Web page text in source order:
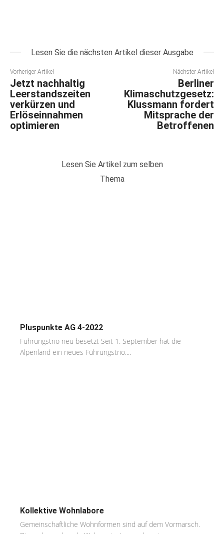
Lesen Sie die nächsten Artikel dieser Ausgabe
Vorheriger Artikel
Jetzt nachhaltig
Leerstandszeiten
verkürzen und
Erlöseinnahmen
optimieren
Nächster Artikel
Berliner
Klimaschutzgesetz:
Klussmann fordert
Mitsprache der
Betroffenen
Lesen Sie Artikel zum selben
Thema
Pluspunkte AG 4-2022
Führungstrio neu besetzt Seit 1. September hat die
Alpenland ein neues Führungstrio....
Kollektive Wohnlabore
Gemeinschaftliche Wohnformen sind auf dem Vormarsch.